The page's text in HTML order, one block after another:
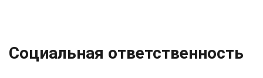
Социальная ответственность